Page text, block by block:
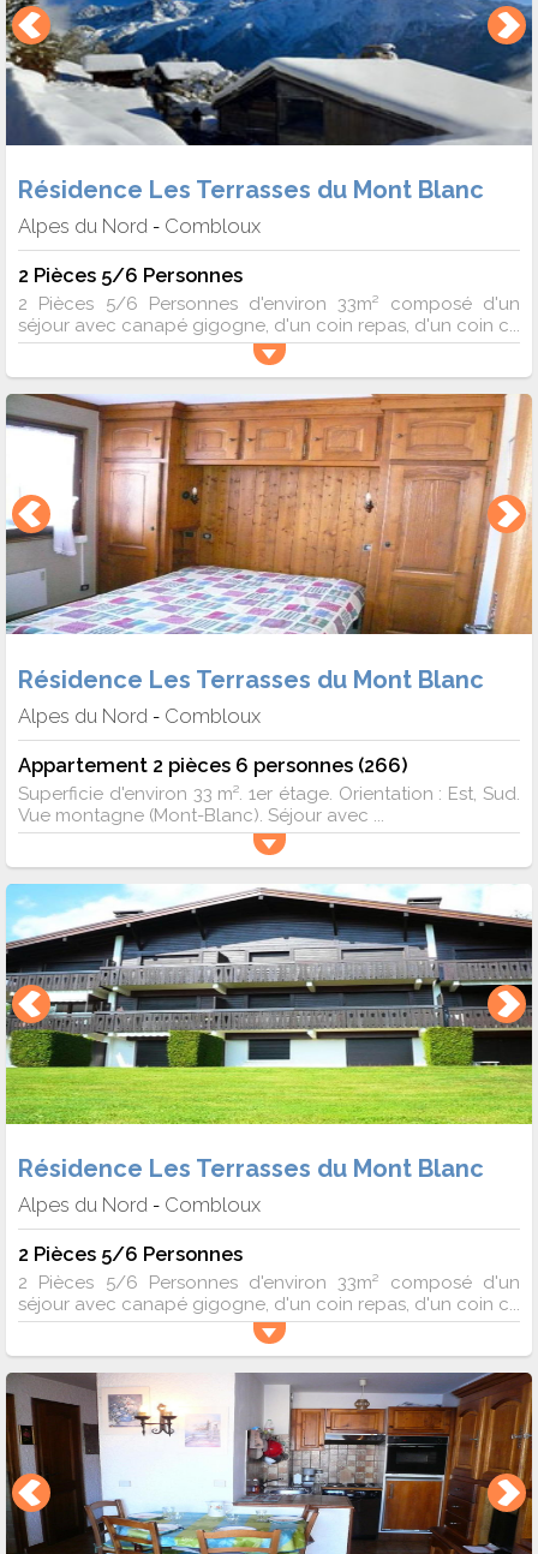
Résidence Les Terrasses du Mont Blanc
Alpes du Nord - Combloux
2 Pièces 5/6 Personnes
2 Pièces 5/6 Personnes d'environ 33m² composé d'un
séjour avec canapé gigogne, d'un coin repas, d'un coin c...
Résidence Les Terrasses du Mont Blanc
Alpes du Nord - Combloux
Appartement 2 pièces 6 personnes (266)
Superficie d'environ 33 m². 1er étage. Orientation : Est, Sud.
Vue montagne (Mont-Blanc). Séjour avec ...
Résidence Les Terrasses du Mont Blanc
Alpes du Nord - Combloux
2 Pièces 5/6 Personnes
2 Pièces 5/6 Personnes d'environ 33m² composé d'un
séjour avec canapé gigogne, d'un coin repas, d'un coin c...